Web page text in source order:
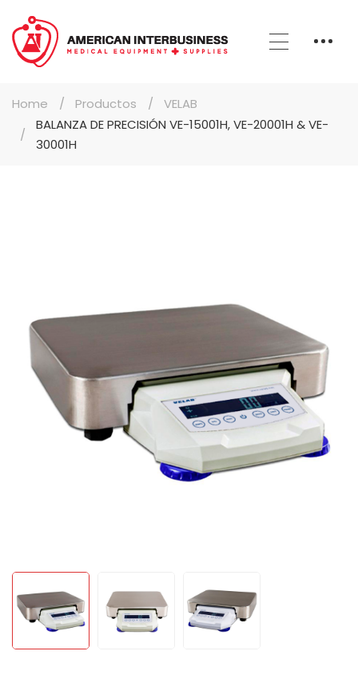
Home Productos
VELAB
BALANZA DE PRECISIÓN VE-15001H, VE-20001H & VE-
30001H